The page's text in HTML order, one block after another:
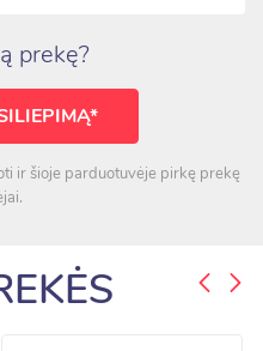
prekę?
ir šioje parduotuvėje pirkę prekę